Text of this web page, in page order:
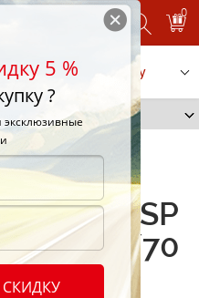
0
Заказать услугу
165/70 R14 85T
Dunlop SP
165/70
5 %
?